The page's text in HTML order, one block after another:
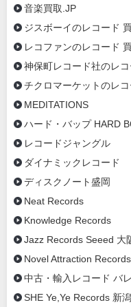
音楽買取.JP
MEDITATIONS
ハード・バップ HARD
レコードジャングル
ダイナミックレコード
ディスクノート盛岡
Neat Records
Knowledge Records
Jazz Records Seeed 大
Novel Attraction
中古・輸入レコード バ
SHE Ye,Ye Records 新